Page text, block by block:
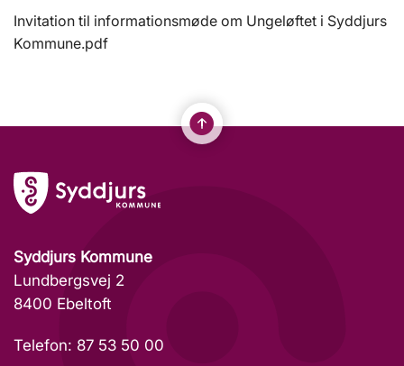
Invitation til informationsmøde om Ungeløftet i Syddjurs
Kommune.pdf
Syddjurs Kommune
Lundbergsvej 2
8400 Ebeltoft
Telefon: 87 53 50 00